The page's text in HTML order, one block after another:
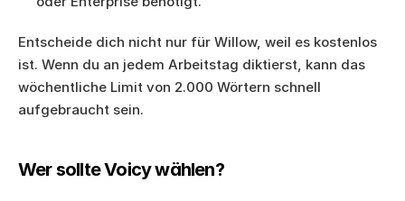
Entscheide dich nicht nur für Willow, weil es kostenlos
ist. Wenn du an jedem Arbeitstag diktierst, kann das
wöchentliche Limit von 2.000 Wörtern schnell
aufgebraucht sein.
Wer sollte Voicy wählen?